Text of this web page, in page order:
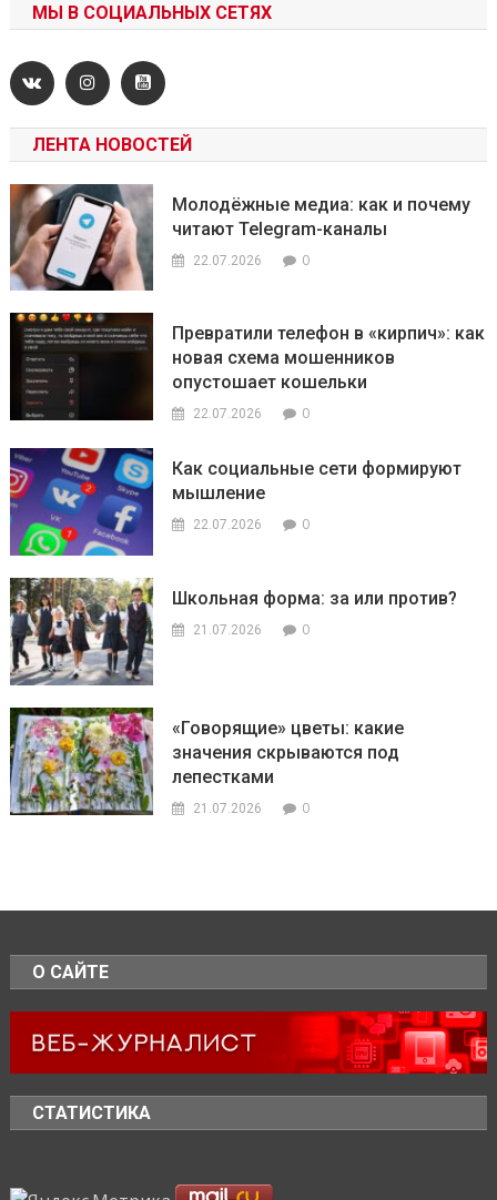
МЫ В СОЦИАЛЬНЫХ СЕТЯХ
ЛЕНТА НОВОСТЕЙ
Молодёжные медиа: как и почему
читают Telegram-каналы
22.07.2026 0
Превратили телефон в «кирпич»: как
новая схема мошенников
опустошает кошельки
22.07.2026 0
Как социальные сети формируют
мышление
22.07.2026 0
Школьная форма: за или против?
21.07.2026 0
«Говорящие» цветы: какие
значения скрываются под
лепестками
21.07.2026 0
О САЙТЕ
СТАТИСТИКА